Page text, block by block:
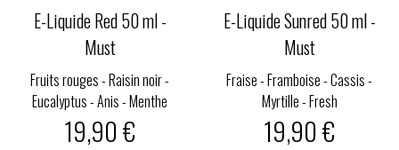
E-Liquide Red 50 ml -
Must
Fruits rouges - Raisin noir -
Eucalyptus - Anis - Menthe
19,90 €
E-Liquide Sunred 50 ml -
Must
Fraise - Framboise - Cassis -
Myrtille - Fresh
19,90 €